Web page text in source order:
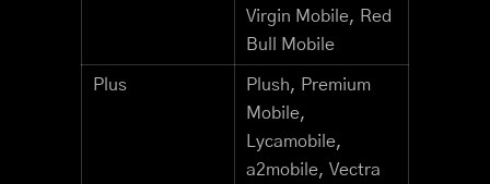
Virgin Mobile, Red
Bull Mobile
Plus
Plush, Premium
Mobile,
Lycamobile,
a2mobile, Vectra